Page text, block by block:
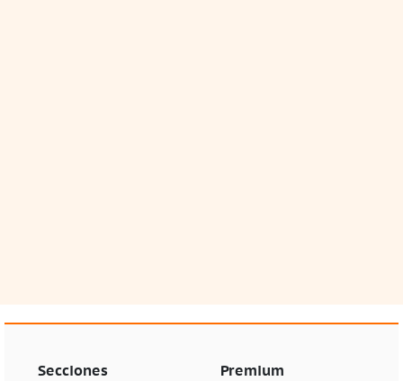
Secciones Premium